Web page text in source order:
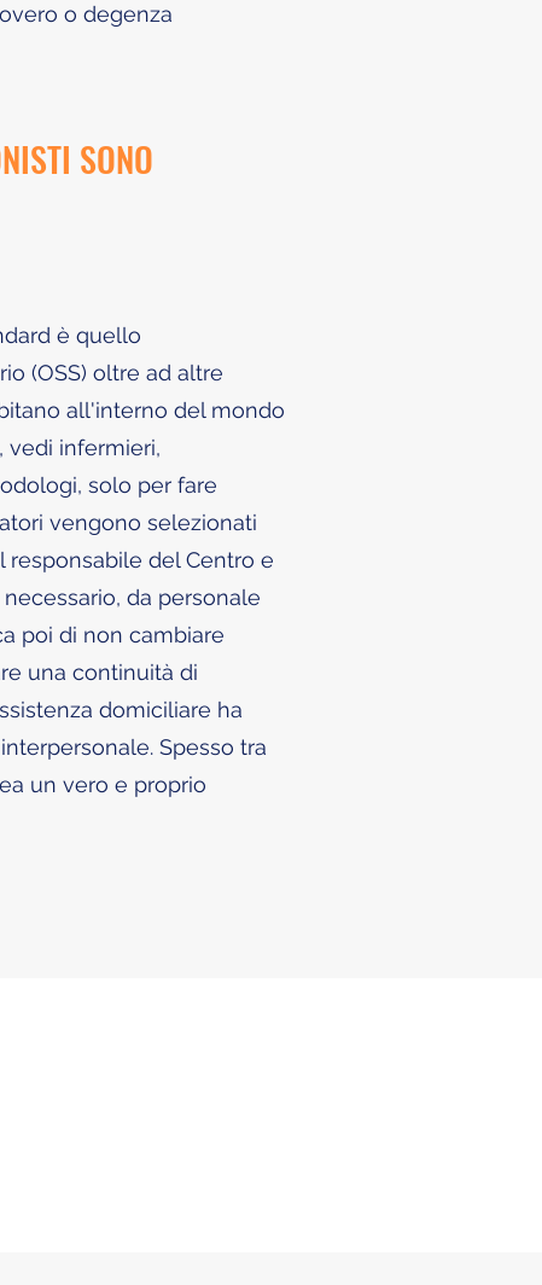
o degenza
SONO
è quello
(OSS) oltre ad altre
all'interno del mondo
vedi infermieri,
solo per fare
vengono selezionati
del Centro e
da personale
poi di non cambiare
una continuità di
domiciliare ha
Spesso tra
un vero e proprio